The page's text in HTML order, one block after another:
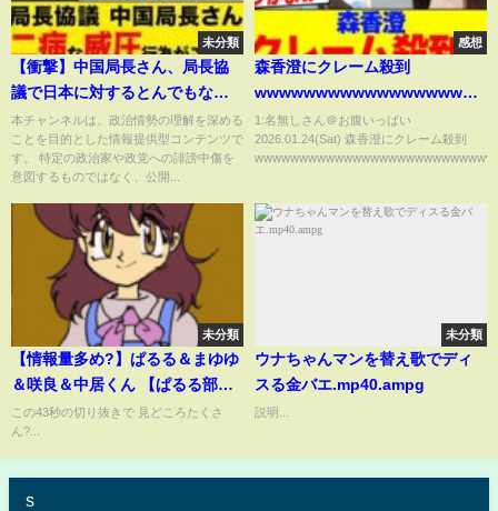
未分類
【衝撃】中国局長さん、局長協
議で日本に対するとんでもない
威圧行為をしてしまうwww
本チャンネルは、政治情勢の理解を深める
ことを目的とした情報提供型コンテンツで
す。 特定の政治家や政党への誹謗中傷を
意図するものではなく、公開...
感想
森香澄にクレーム殺到
まとめ】【2chスレ】【5chス
レ】
1:名無しさん＠お腹いっぱい
2026.01.24(Sat) 森香澄にクレーム殺到
未分類
【情報量多め?】ぱるる＆まゆゆ
＆咲良＆中居くん 【ぱるる部分
のみ】 #島崎遥香 #ぱるる
#AKB48 #渡辺麻友 #宮脇咲良 #
中居正広 #指原莉乃 #横山由依
この43秒の切り抜きで 見どころたくさ
ん?...
未分類
ウナちゃんマンを替え歌でディ
スる金バエ.mp40.ampg
説明...
s